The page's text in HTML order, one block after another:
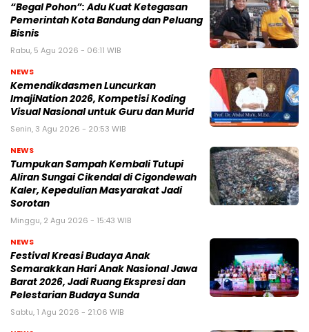
“Begal Pohon”: Adu Kuat Ketegasan
Pemerintah Kota Bandung dan Peluang
Bisnis
Rabu, 5 Agu 2026 - 06:11 WIB
NEWS
Kemendikdasmen Luncurkan
ImajiNation 2026, Kompetisi Koding
Visual Nasional untuk Guru dan Murid
Senin, 3 Agu 2026 - 20:53 WIB
NEWS
Tumpukan Sampah Kembali Tutupi
Aliran Sungai Cikendal di Cigondewah
Kaler, Kepedulian Masyarakat Jadi
Sorotan
Minggu, 2 Agu 2026 - 15:43 WIB
NEWS
Festival Kreasi Budaya Anak
Semarakkan Hari Anak Nasional Jawa
Barat 2026, Jadi Ruang Ekspresi dan
Pelestarian Budaya Sunda
Sabtu, 1 Agu 2026 - 21:06 WIB